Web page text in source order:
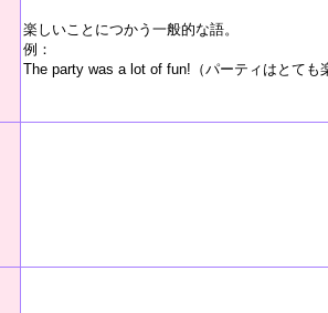
楽しいことにつかう一般的な語。
例：
The party was a lot of fun!（パーティはとても